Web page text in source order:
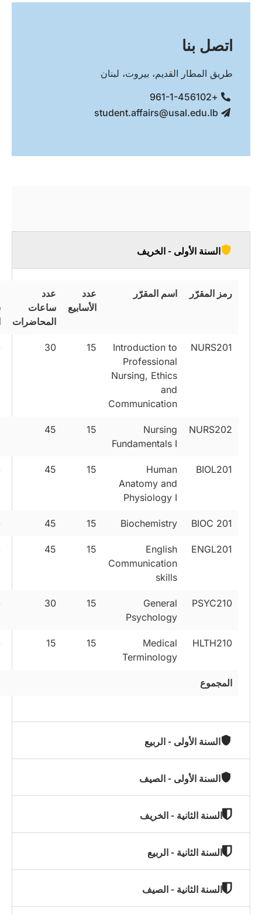
اتصل بنا
طريق المطار القديم، بيروت، لبنان
+961-1-456102
student.affairs@usal.edu.lb
السنة الأولى - الخريف
رمز المقرّر اسم المقرّر
عدد
الأسابيع
عدد
ساعات
المحاضرات
NURS201
Introduction to
Professional
Nursing, Ethics
and
Communication
15
30
NURS202
Nursing
Fundamentals I
15
45
BIOL201
Human
Anatomy and
Physiology I
15
45
BIOC 201
Biochemistry
15
45
ENGL201
English
Communication
skills
15
45
PSYC210
General
Psychology
15
30
HLTH210
Medical
Terminology
15
15
المجموع
السنة الأولى - الربيع
السنة الأولى - الصيف
السنة الثانية - الخريف
السنة الثانية - الربيع
السنة الثانية - الصيف